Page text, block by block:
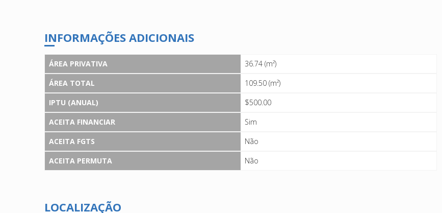
INFORMAÇÕES ADICIONAIS
ÁREA PRIVATIVA
36.74 (m²)
ÁREA TOTAL
109.50 (m²)
IPTU (ANUAL)
$500.00
ACEITA FINANCIAR
Sim
ACEITA FGTS
Não
ACEITA PERMUTA
Não
LOCALIZAÇÃO